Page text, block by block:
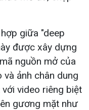
giữa "deep
được xây dựng
nguồn mở của
và ảnh chân dung
video riêng biệt
gương mặt như